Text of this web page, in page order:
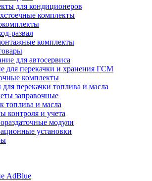
для кондиционеров
комплекты
развал
комплекты
для автосервиса
для перекачки и хранения ГСМ
комплекты
перекачки топлива и масла
заправочные
топлива и масла
контроля и учета
модули
установки
AdBlue